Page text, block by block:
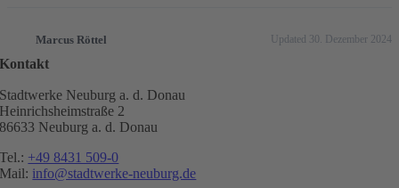
Marcus Röttel Updated 30. Dezember 2024
Kontakt
Stadtwerke Neuburg a. d. Donau
Heinrichsheimstraße 2
86633 Neuburg a. d. Donau
Tel.: +49 8431 509-0
Mail: info@stadtwerke-neuburg.de